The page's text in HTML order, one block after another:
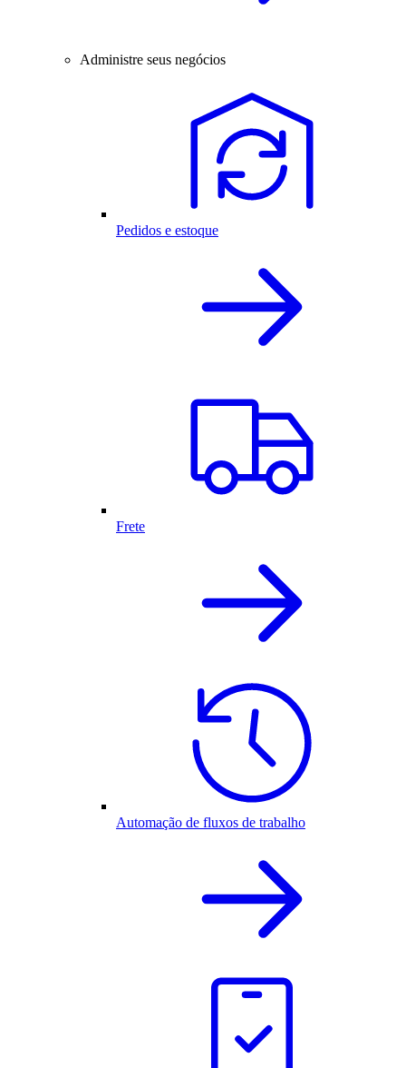
Administre seus negócios
Pedidos e estoque
Frete
Automação de fluxos de trabalho